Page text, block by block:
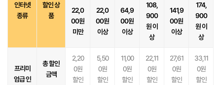
인터넷
종류
할인 상
품
22,0
00원
미만
22,0
00원
이상
64,9
00원
이상
108,
900
원 이
상
141,9
00원
이상
174,
900
원 이
상
프리미
엄급 인
총 할인
금액
2,20
0원
할인
5,50
0원
할인
11,00
0원
할인
22,11
0원
할인
27,61
0원
할인
33,11
0원
할인